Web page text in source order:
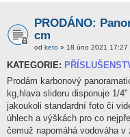
PRODÁNO:
cm
od keto » 18 úno 2021 17:27
KATEGORIE:
Prodám karbonový
kg,hlava slideru disponuje 1/
jakoukoli standardní foto či
úhlech a výškách pro co
čemuž napomáhá vodováha